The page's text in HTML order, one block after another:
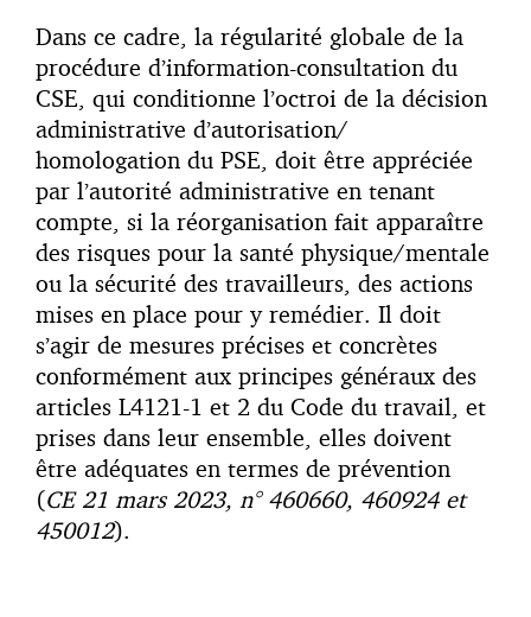
Dans ce cadre, la régularité globale de la
procédure d’information-consultation du
CSE, qui conditionne l’octroi de la décision
administrative d’autorisation/
homologation du PSE, doit être appréciée
par l’autorité administrative en tenant
compte, si la réorganisation fait apparaître
des risques pour la santé physique/mentale
ou la sécurité des travailleurs, des actions
mises en place pour y remédier. Il doit
s’agir de mesures précises et concrètes
conformément aux principes généraux des
articles L4121-1 et 2 du Code du travail, et
prises dans leur ensemble, elles doivent
être adéquates en termes de prévention
(CE 21 mars 2023, n° 460660, 460924 et
450012).